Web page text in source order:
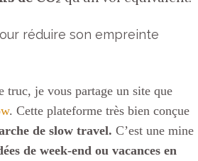
truc, je vous partage un site que
. Cette plateforme très bien conçue
de slow travel. C’est une mine
de week-end ou vacances en